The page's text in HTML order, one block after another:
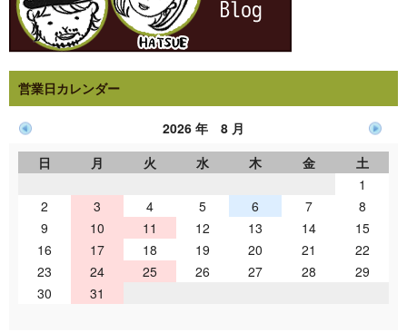
営業日カレンダー
2026 年 8 月
日
月 火 水 木 金
土
1
2
3 4 5 6 7
8
9
10 11 12 13 14
15
16
17 18 19 20 21
22
23
24 25 26 27 28
29
30
31